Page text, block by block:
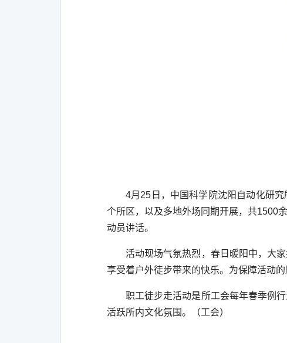
4月 25 日，中国科学院沈阳自动化研
个所区，以及多地外场同期开展，共1500
动员讲话。
活动现场气氛热烈，春日暖阳中，大
享受着户外徒步带来的快乐。为保障活动
职工徒步走活动是所工会每年春季例
活跃所内文化氛围。（工会）